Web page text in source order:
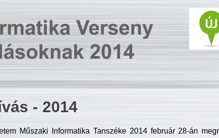
- 2014
Műszaki Informatika Tanszéke 2014 február 28-án